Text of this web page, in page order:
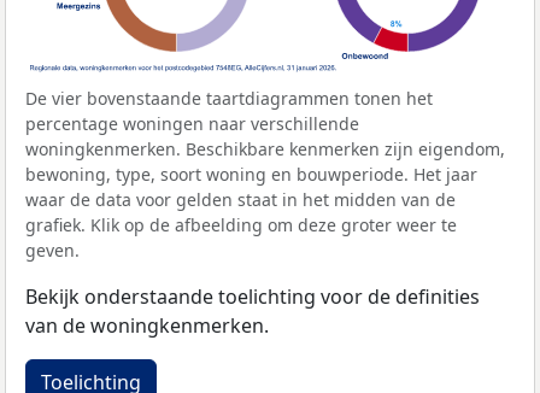
De vier bovenstaande taartdiagrammen tonen het
percentage woningen naar verschillende
woningkenmerken. Beschikbare kenmerken zijn eigendom,
bewoning, type, soort woning en bouwperiode. Het jaar
waar de data voor gelden staat in het midden van de
grafiek. Klik op de afbeelding om deze groter weer te
geven.
Bekijk onderstaande toelichting voor de definities
van de woningkenmerken.
Toelichting